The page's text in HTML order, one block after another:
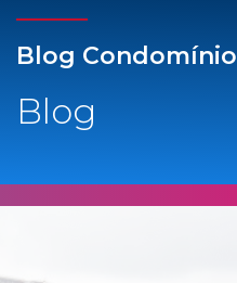
Blog Condomínio
Blog